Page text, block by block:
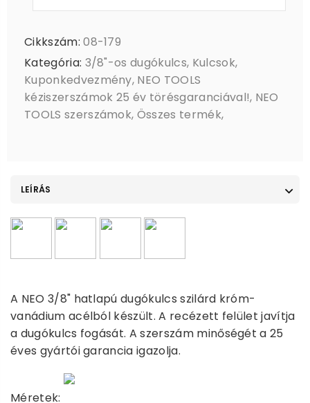
Cikkszám:08-179
Kategória: 3/8"-os dugókulcs, Kulcsok,
Kuponkedvezmény, NEO TOOLS
kéziszerszámok 25 év törésgaranciával!, NEO
TOOLS szerszámok, Összes termék,
LEÍRÁS
A NEO 3/8" hatlapú dugókulcs szilárd króm-
vanádium acélból készült. A recézett felület javítja
a dugókulcs fogását. A szerszám minőségét a 25
éves gyártói garancia igazolja.
Méretek: